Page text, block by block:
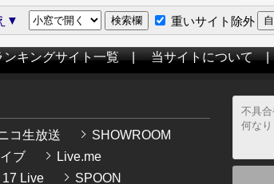
▼ 重いサイト除外
ンキングサイト一覧|当サイトについて
コ生放送
SHOWROOM
ブ
Live.me
17 Live SPOON